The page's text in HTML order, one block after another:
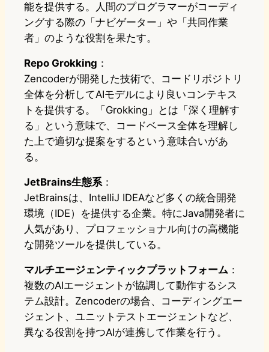
能を提供する。人間のプログラマーがコーディ
ングする際の「ナビゲーター」や「共同作業
者」のような役割を果たす。
Repo Grokking ：
Zencoderが開発した技術で、コードリポジトリ
全体を分析してAIモデルにより良いコンテキス
トを提供する。「Grokking」とは「深く理解す
る」という意味で、コードベース全体を理解し
た上で適切な提案をするという意味合いがあ
る。
JetBrains生態系：
JetBrainsは、IntelliJ IDEAなど多くの統合開発
環境（IDE）を提供する企業。特にJava開発者に
人気があり、プロフェッショナル向けの高機能
な開発ツールを提供している。
マルチエージェンティックプラットフォーム ：
複数のAIエージェントが協調して動作するシス
テム設計。Zencoderの場合、コーディングエー
ジェント、ユニットテストエージェントなど、
異なる役割を持つAIが連携して作業を行う。